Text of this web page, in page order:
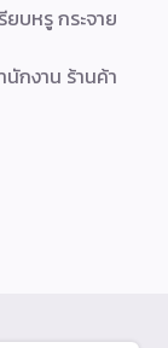
บหรู กระจาย
นักงาน ร้านค้า